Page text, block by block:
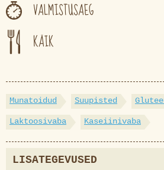
VALMISTUSAEG
KÄIK
Munatoidud Suupisted
Laktoosivaba Kaseiinivaba
LISATEGEVUSED